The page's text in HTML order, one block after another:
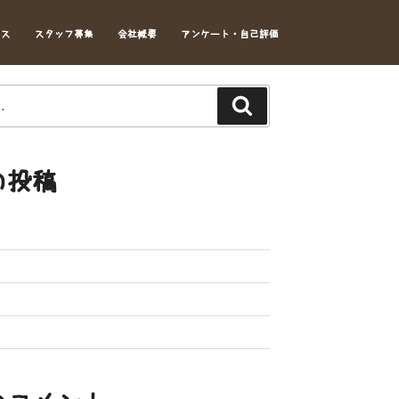
スタッフ募集 会社概要 アンケート・自己評価
投稿